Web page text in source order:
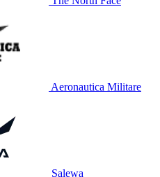
Aeronautica Militare
Salewa